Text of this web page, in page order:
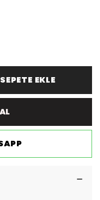
SEPETE EKLE